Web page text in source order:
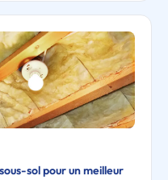
sol pour un meilleur